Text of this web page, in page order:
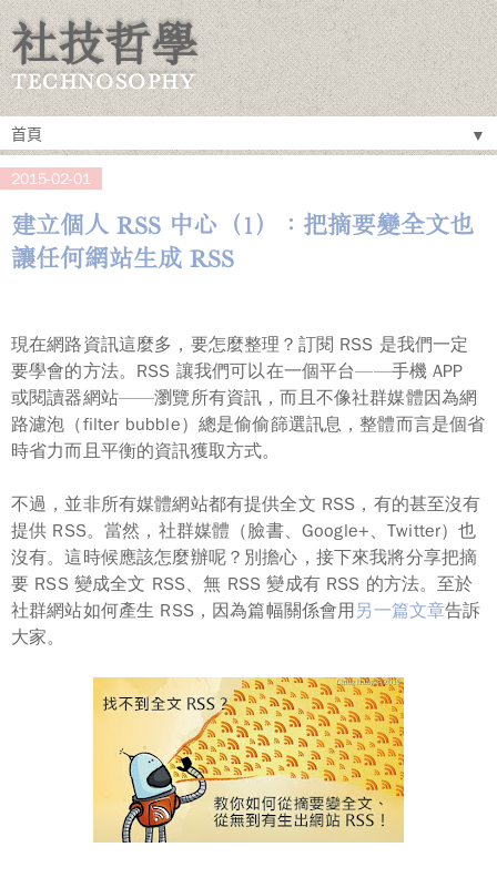
社技哲學
TECHNOSOPHY
▼
2015-02-01
建立個人 RSS 中心（1）：把摘要變全文也
讓任何網站生成 RSS
現在網路資訊這麼多，要怎麼整理？訂閱 RSS 是我們一定
要學會的方法。 RSS 讓我們可以在一個平台——手機 APP
或閱讀器網站——瀏覽所有資訊，而且不像社群媒體因為網
路濾泡（filter bubble）總是偷偷篩選訊息，整體而言是個省
時省力而且平衡的資訊獲取方式。
不過，並非所有媒體網站都有提供全文 RSS，有的甚至沒有
提供 RSS。當然，社群媒體（臉書、Google+、Twitter）也
沒有。這時候應該怎麼辦呢？別擔心， 接下來我將分享把摘
要 RSS 變成全文 RSS、無 RSS 變成有 RSS 的方法。至於
社群網站如何產生 RSS，因為篇幅關係會用 另一篇文章告訴
大家。